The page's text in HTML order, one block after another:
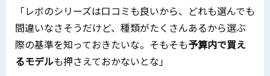
「レボのシリーズは口コミも良いから、どれも選んでも
間違いなさそうだけど、種類がたくさんあるから選ぶ
際の基準を知っておきたいな。そもそも予算内で買え
るモデルも押さえておかないとな」